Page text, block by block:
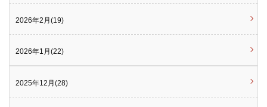
2026年2月(19)
2026年1月(22)
2025年12月(28)